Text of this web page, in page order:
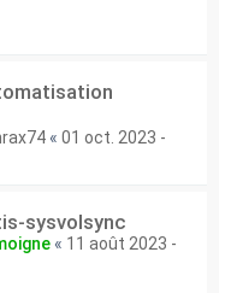
« 01 oct. 2023 -
sysvolsync
« 11 août 2023 -